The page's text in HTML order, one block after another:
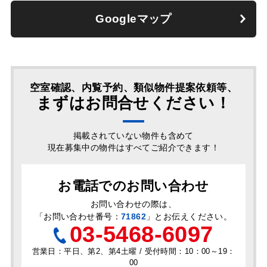
Googleマップ
空室確認、内覧予約、類似物件提案依頼等、
まずはお問合せください！
掲載されていない物件も含めて
現在募集中の物件はすべてご紹介できます！
お電話でのお問い合わせ
お問い合わせの際は、
「お問い合わせ番号： 71862 」とお伝えください。
03-5468-6097
営業日：平日、第2、第4土曜 / 受付時間：10：00～19：
00